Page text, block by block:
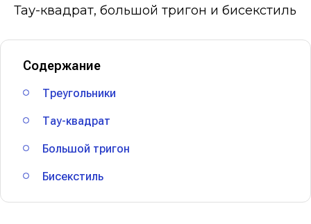
Тау-квадрат, большой тригон и бисекстиль
Содержание
Треугольники
Тау-квадрат
Большой тригон
Бисекстиль